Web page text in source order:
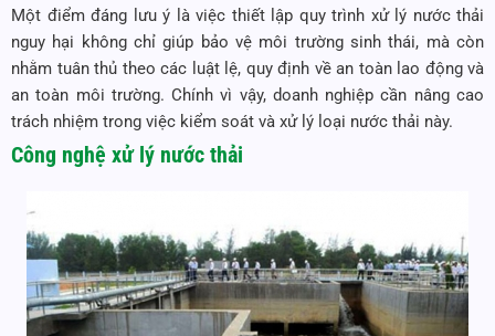
Một điểm đáng lưu ý là việc thiết lập quy trình xử lý nước thải
nguy hại không chỉ giúp bảo vệ môi trường sinh thái, mà còn
nhằm tuân thủ theo các luật lệ, quy định về an toàn lao động và
an toàn môi trường. Chính vì vậy, doanh nghiệp cần nâng cao
trách nhiệm trong việc kiểm soát và xử lý loại nước thải này.
Công nghệ xử lý nước thải